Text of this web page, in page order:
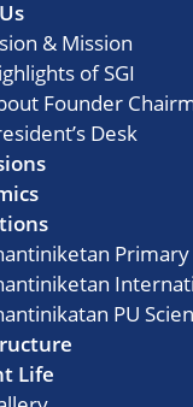
& Mission
of SGI
Founder
Desk
PU
Life